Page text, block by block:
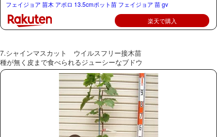
フェイジョア 苗木 アポロ 13.5cmポット苗 フェイジョア 苗 gv
楽天で購入
7.シャインマスカット ウイルスフリー接木苗
種が無く皮まで食べられるジューシーなブドウ